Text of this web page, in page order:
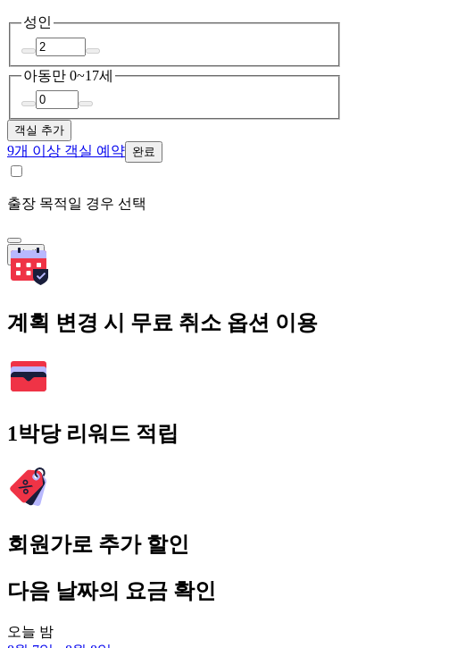
성인
아동만 0~17세
객실 추가
9개 이상 객실 예약 완료
출장 목적일 경우 선택
검색
계획 변경 시 무료 취소 옵션 이용
1박당 리워드 적립
회원가로 추가 할인
다음 날짜의 요금 확인
오늘 밤